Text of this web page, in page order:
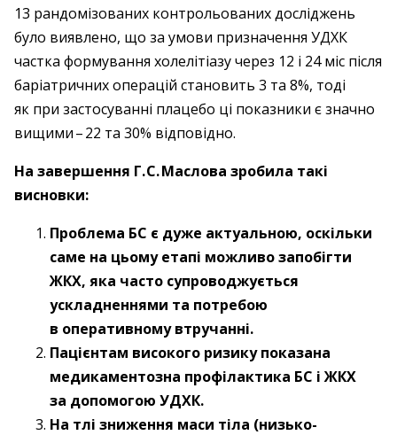
13 рандомізованих контрольованих дослі­джень
було виявлено, що за умови призначення УДХК
частка ­формування холелітіазу через 12 і 24 міс після
баріатричних операцій становить 3 та 8%, тоді
як при застосуванні плацебо ці показники є значно
вищими – ​22 та 30% відповідно.
На завершення Г. С. Маслова зробила такі
висновки:
Проблема БС є дуже актуальною, оскільки
саме на цьому етапі можливо запобігти
ЖКХ, яка часто супроводжується
ускладненнями та потребою
в оперативному втручанні.
Пацієнтам високого ризику показана
медикаментозна профілактика БС і ЖКХ
за допомогою УДХК.
На тлі зниження маси тіла (низько­